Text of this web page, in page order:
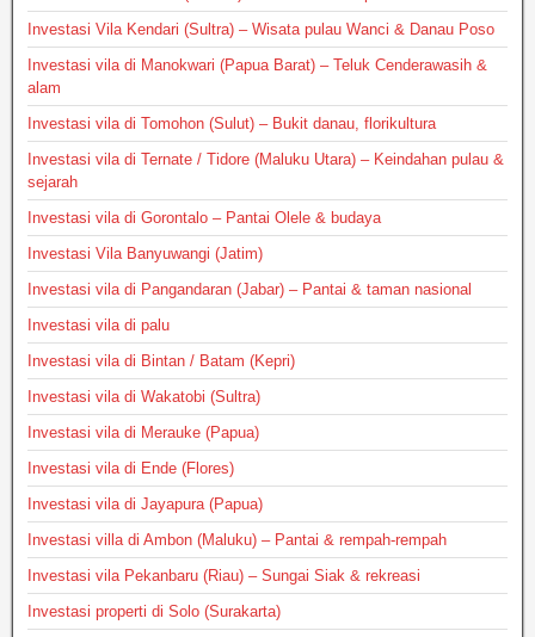
Investasi Vila Kendari (Sultra) – Wisata pulau Wanci & Danau Poso
Investasi vila di Manokwari (Papua Barat) – Teluk Cenderawasih &
alam
Investasi vila di Tomohon (Sulut) – Bukit danau, florikultura
Investasi vila di Ternate / Tidore (Maluku Utara) – Keindahan pulau &
sejarah
Investasi vila di Gorontalo – Pantai Olele & budaya
Investasi Vila Banyuwangi (Jatim)
Investasi vila di Pangandaran (Jabar) – Pantai & taman nasional
Investasi vila di palu
Investasi vila di Bintan / Batam (Kepri)
Investasi vila di Wakatobi (Sultra)
Investasi vila di Merauke (Papua)
Investasi vila di Ende (Flores)
Investasi vila di Jayapura (Papua)
Investasi villa di Ambon (Maluku) – Pantai & rempah-rempah
Investasi vila Pekanbaru (Riau) – Sungai Siak & rekreasi
Investasi properti di Solo (Surakarta)